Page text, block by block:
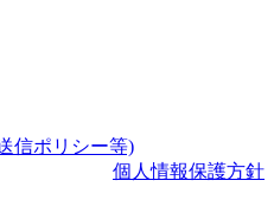
信ポリシー等)
個人情報保護方針